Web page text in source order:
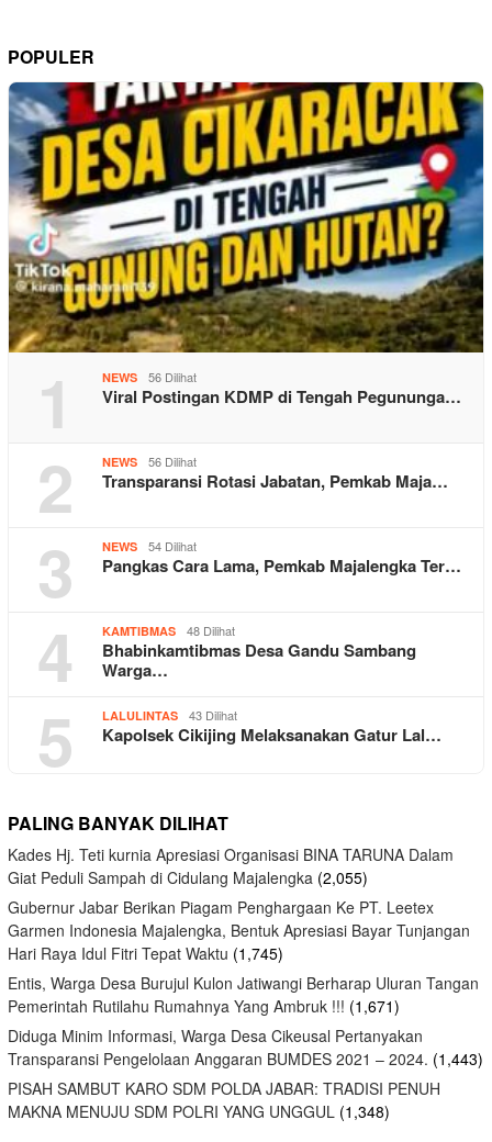
POPULER
1 NEWS 56 Dilihat
Viral Postingan KDMP di Tengah Pegununga…
2 NEWS 56 Dilihat
Transparansi Rotasi Jabatan, Pemkab Maja…
3 NEWS 54 Dilihat
Pangkas Cara Lama, Pemkab Majalengka Ter…
4 KAMTIBMAS 48 Dilihat
Bhabinkamtibmas Desa Gandu Sambang
Warga…
5 LALULINTAS 43 Dilihat
Kapolsek Cikijing Melaksanakan Gatur Lal…
PALING BANYAK DILIHAT
Kades Hj. Teti kurnia Apresiasi Organisasi BINA TARUNA Dalam
Giat Peduli Sampah di Cidulang Majalengka (2,055)
Gubernur Jabar Berikan Piagam Penghargaan Ke PT. Leetex
Garmen Indonesia Majalengka, Bentuk Apresiasi Bayar Tunjangan
Hari Raya Idul Fitri Tepat Waktu (1,745)
Entis, Warga Desa Burujul Kulon Jatiwangi Berharap Uluran Tangan
Pemerintah Rutilahu Rumahnya Yang Ambruk !!! (1,671)
Diduga Minim Informasi, Warga Desa Cikeusal Pertanyakan
Transparansi Pengelolaan Anggaran BUMDES 2021 – 2024. (1,443)
PISAH SAMBUT KARO SDM POLDA JABAR: TRADISI PENUH
MAKNA MENUJU SDM POLRI YANG UNGGUL (1,348)